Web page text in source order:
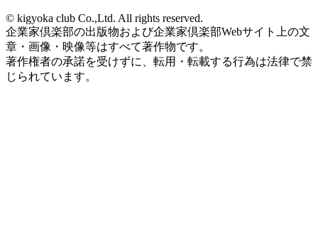
© kigyoka club Co.,Ltd. All rights reserved.
企業家倶楽部の出版物および企業家倶楽部Webサイト上の文
章・画像・映像等はすべて著作物です。
著作権者の承諾を受けずに、転用・転載する行為は法律で禁
じられています。